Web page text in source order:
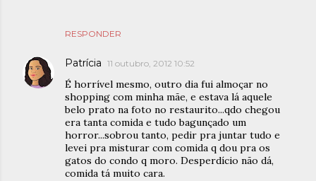
RESPONDER
Patrícia 11 outubro, 2012 10:52
É horrível mesmo, outro dia fui almoçar no
shopping com minha mãe, e estava lá aquele
belo prato na foto no restaurito...qdo chegou
era tanta comida e tudo bagunçado um
horror...sobrou tanto, pedir pra juntar tudo e
levei pra misturar com comida q dou pra os
gatos do condo q moro. Desperdício não dá,
comida tá muito cara.